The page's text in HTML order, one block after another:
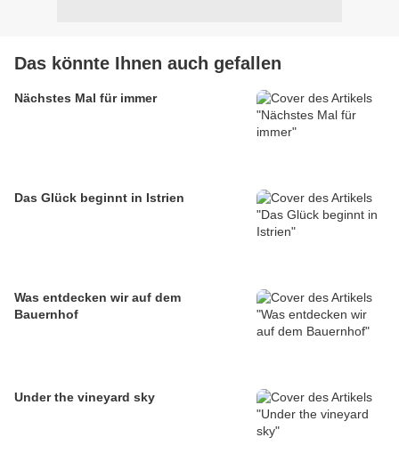
Das könnte Ihnen auch gefallen
Nächstes Mal für immer
Das Glück beginnt in Istrien
Was entdecken wir auf dem
Bauernhof
Under the vineyard sky